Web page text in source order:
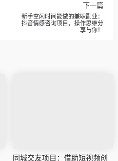
下一篇
新手空闲时间能做的兼职副业：
抖音情感咨询项目，操作思维分
享与你！
同城交友项目：借助短视频创